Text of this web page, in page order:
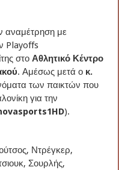
αναμέτρηση με
Playoffs
στοΑθλητικό Κέντρο
. Αμέσως μετά ο κ.
των παικτών που
για την
).
Ντρέγκερ,
Σουρλής,